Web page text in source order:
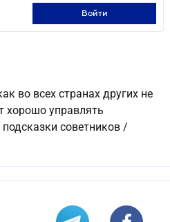
войти
во всех странах других не
хорошо управлять
советников /